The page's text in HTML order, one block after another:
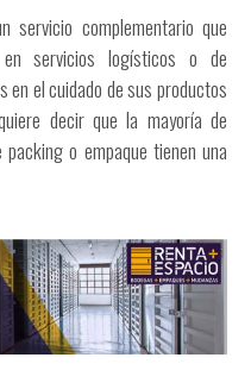
complementario que
en servicios logísticos o de
en el cuidado de sus productos
decir que la mayoría de
o empaque tienen una